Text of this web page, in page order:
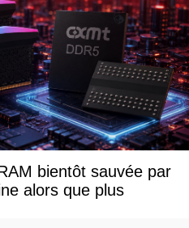
bientôt sauvée par
alors que plus